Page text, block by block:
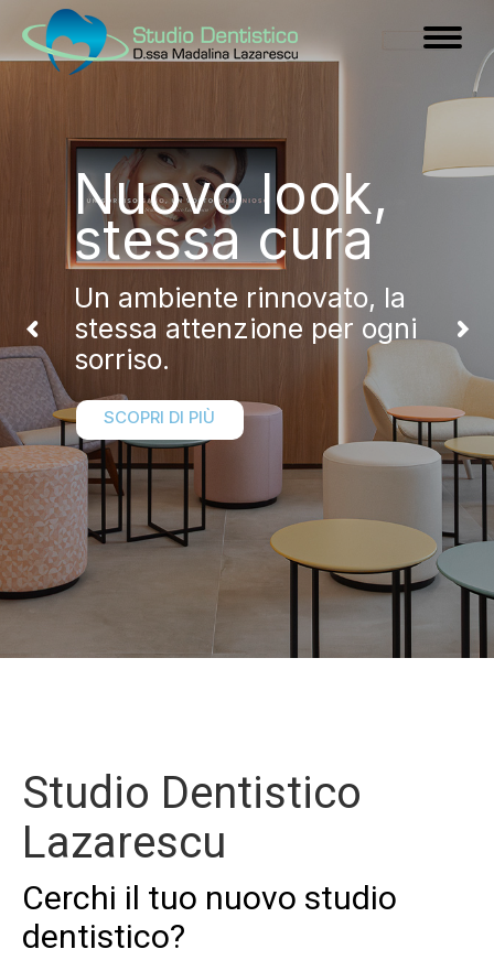
Nuovo look,
stessa cura
SCOPRI DI PIÙ
Un ambiente rinnovato, la
stessa attenzione per ogni
sorriso.
Studio Dentistico
Lazarescu
Cerchi il tuo nuovo studio
dentistico?